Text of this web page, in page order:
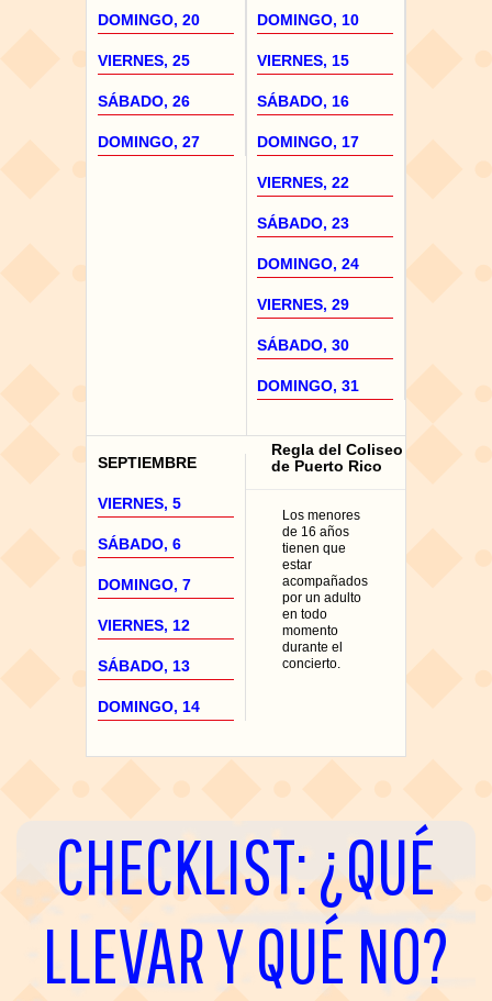
DOMINGO, 20
VIERNES, 25
SÁBADO, 26
DOMINGO, 27
DOMINGO, 10
VIERNES, 15
SÁBADO, 16
DOMINGO, 17
VIERNES, 22
SÁBADO, 23
DOMINGO, 24
VIERNES, 29
SÁBADO, 30
DOMINGO, 31
SEPTIEMBRE
VIERNES, 5
SÁBADO, 6
DOMINGO, 7
VIERNES, 12
SÁBADO, 13
DOMINGO, 14
Regla del Coliseo
de Puerto Rico
Los menores
de 16 años
tienen que
estar
acompañados
por un adulto
en todo
momento
durante el
concierto.
CHECKLIST: ¿QUÉ
LLEVAR Y QUÉ NO?